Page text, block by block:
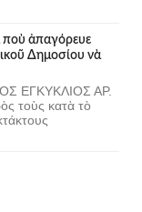
ποὺ ἀπαγόρευε
Δημοσίου νὰ
ΕΓΚΥΚΛΙΟΣ ΑΡ.
τοὺς κατὰ τὸ